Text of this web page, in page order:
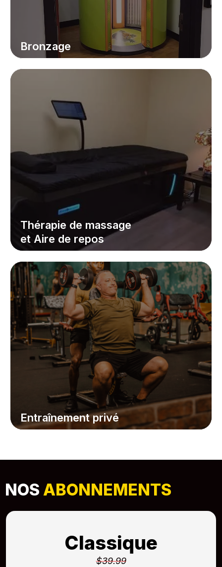
Bronzage
Thérapie de massage
et Aire de repos
Entraînement privé
NOS ABONNEMENTS
Classique
$39.99